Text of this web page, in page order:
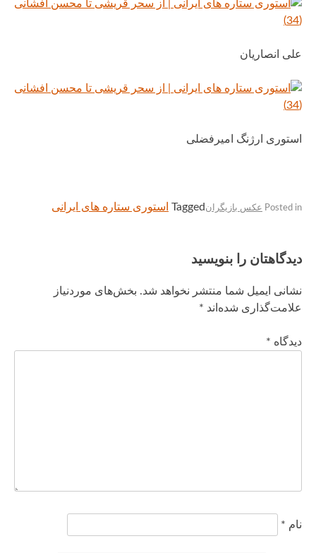
علی انصاریان
استوری ارژنگ امیرفضلی
Posted in عکس بازیگران Tagged استوری ستاره های ایرانی
دیدگاهتان را بنویسید
نشانی ایمیل شما منتشر نخواهد شد. بخش‌های موردنیاز
علامت‌گذاری شده‌اند *
دیدگاه *
نام *